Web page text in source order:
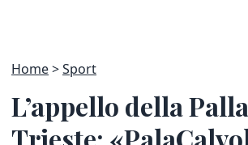
Home Sport
L’appello della